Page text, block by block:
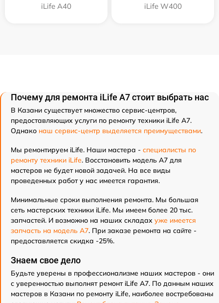
iLife A40 iLife W400
Почему для ремонта iLife A7 стоит выбрать нас
В Казани существует множество сервис-центров,
предоставляющих услуги по ремонту техники iLife A7.
Однако наш сервис-центр выделяется преимуществами.
Мы ремонтируем iLife. Наши мастера - специалисты по
ремонту техники iLife. Восстановить модель A7 для
мастеров не будет новой задачей. На все виды
проведенных работ у нас имеется гарантия.
Минимальные сроки выполнения ремонта. Мы большая
сеть мастерских техники iLife. Мы имеем более 20 тыс.
запчастей. И возможно на наших складах уже имеется
запчасть на модель A7. При заказе ремонта на сайте -
предоставляется скидка -25%.
Знаем свое дело
Будьте уверены в профессионализме наших мастеров - они
с уверенностью выполнят ремонт iLife A7. По данным наших
мастеров в Казани по ремонту iLife, наиболее востребованы